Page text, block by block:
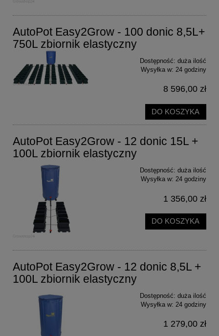
AutoPot Easy2Grow - 100 donic 8,5L+
750L zbiornik elastyczny
Dostępność: duża ilość
Wysyłka w: 24 godziny
8 596,00 zł
DO KOSZYKA
AutoPot Easy2Grow - 12 donic 15L +
100L zbiornik elastyczny
Dostępność: duża ilość
Wysyłka w: 24 godziny
1 356,00 zł
DO KOSZYKA
AutoPot Easy2Grow - 12 donic 8,5L +
100L zbiornik elastyczny
Dostępność: duża ilość
Wysyłka w: 24 godziny
1 279,00 zł